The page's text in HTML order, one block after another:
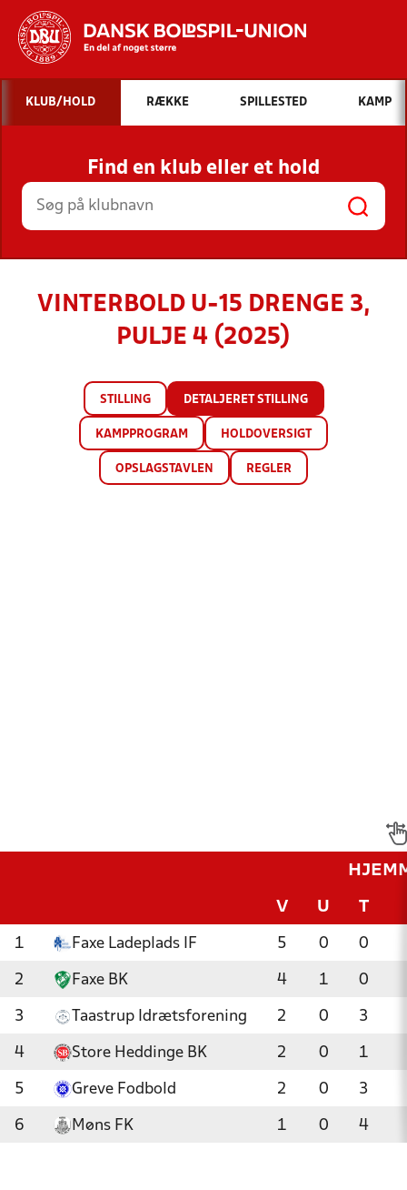
Hvad vil du søge efter?
INDHOLD OG NYHEDER
STILLINGER, RESULTATER, KLUBBER OG
HOLD
KLUB/HOLD RÆKKE SPILLESTED KAMP
Find en klub eller et hold
VINTERBOLD U-15 DRENGE 3,
PULJE 4 (2025)
STILLING DETALJERET STILLING
KAMPPROGRAM HOLDOVERSIGT
OPSLAGSTAVLEN REGLER
V U T
1 Faxe Ladeplads IF 5 0 0
2 Faxe BK 4 1 0
3 Taastrup Idrætsforening 2 0 3
4 Store Heddinge BK 2 0 1
5 Greve Fodbold 2 0 3
6 Møns FK 1 0 4